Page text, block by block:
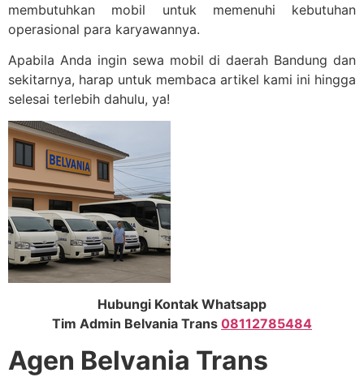
membutuhkan mobil untuk memenuhi kebutuhan
operasional para karyawannya.
Apabila Anda ingin sewa mobil di daerah Bandung dan
sekitarnya, harap untuk membaca artikel kami ini hingga
selesai terlebih dahulu, ya!
Hubungi Kontak Whatsapp
Tim Admin Belvania Trans 08112785484
Agen Belvania Trans